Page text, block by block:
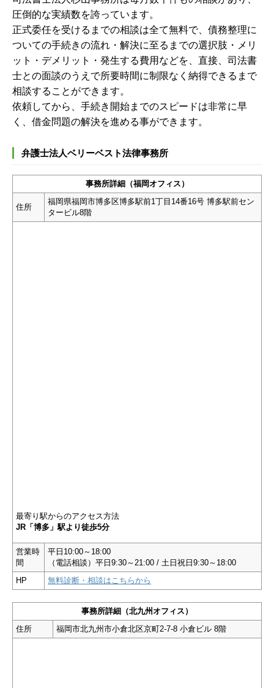
圧倒的な実績数を誇っています。
正式委任を受けるまでの相談は全て無料で、債務整理に
ついての手続きの流れ・解決に至るまでの選択肢・メリ
ット・デメリット・発生する費用などを、直接、司法書
士との面談のうえで所要時間に制限なく納得できるまで
相談することができます。
依頼してから、手続き開始までのスピードは非常に早
く、借金問題の解決を進める事ができます。
弁護士法人ベリーベスト法律事務所
事務所詳細（福岡オフィス）
住所
福岡県福岡市博多区博多駅前1丁目14番16号 博多駅前セン
タービル8階
最寄り駅からのアクセス方法
JR「博多」駅より徒歩5分
営業時
間
平日10:00～18:00
（電話相談）平日9:30～21:00 / 土日祝日9:30～18:00
HP
無料診断・相談はこちらから
事務所詳細（北九州オフィス）
住所
福岡市北九州市小倉北区京町2-7-8 小倉ビル 8階